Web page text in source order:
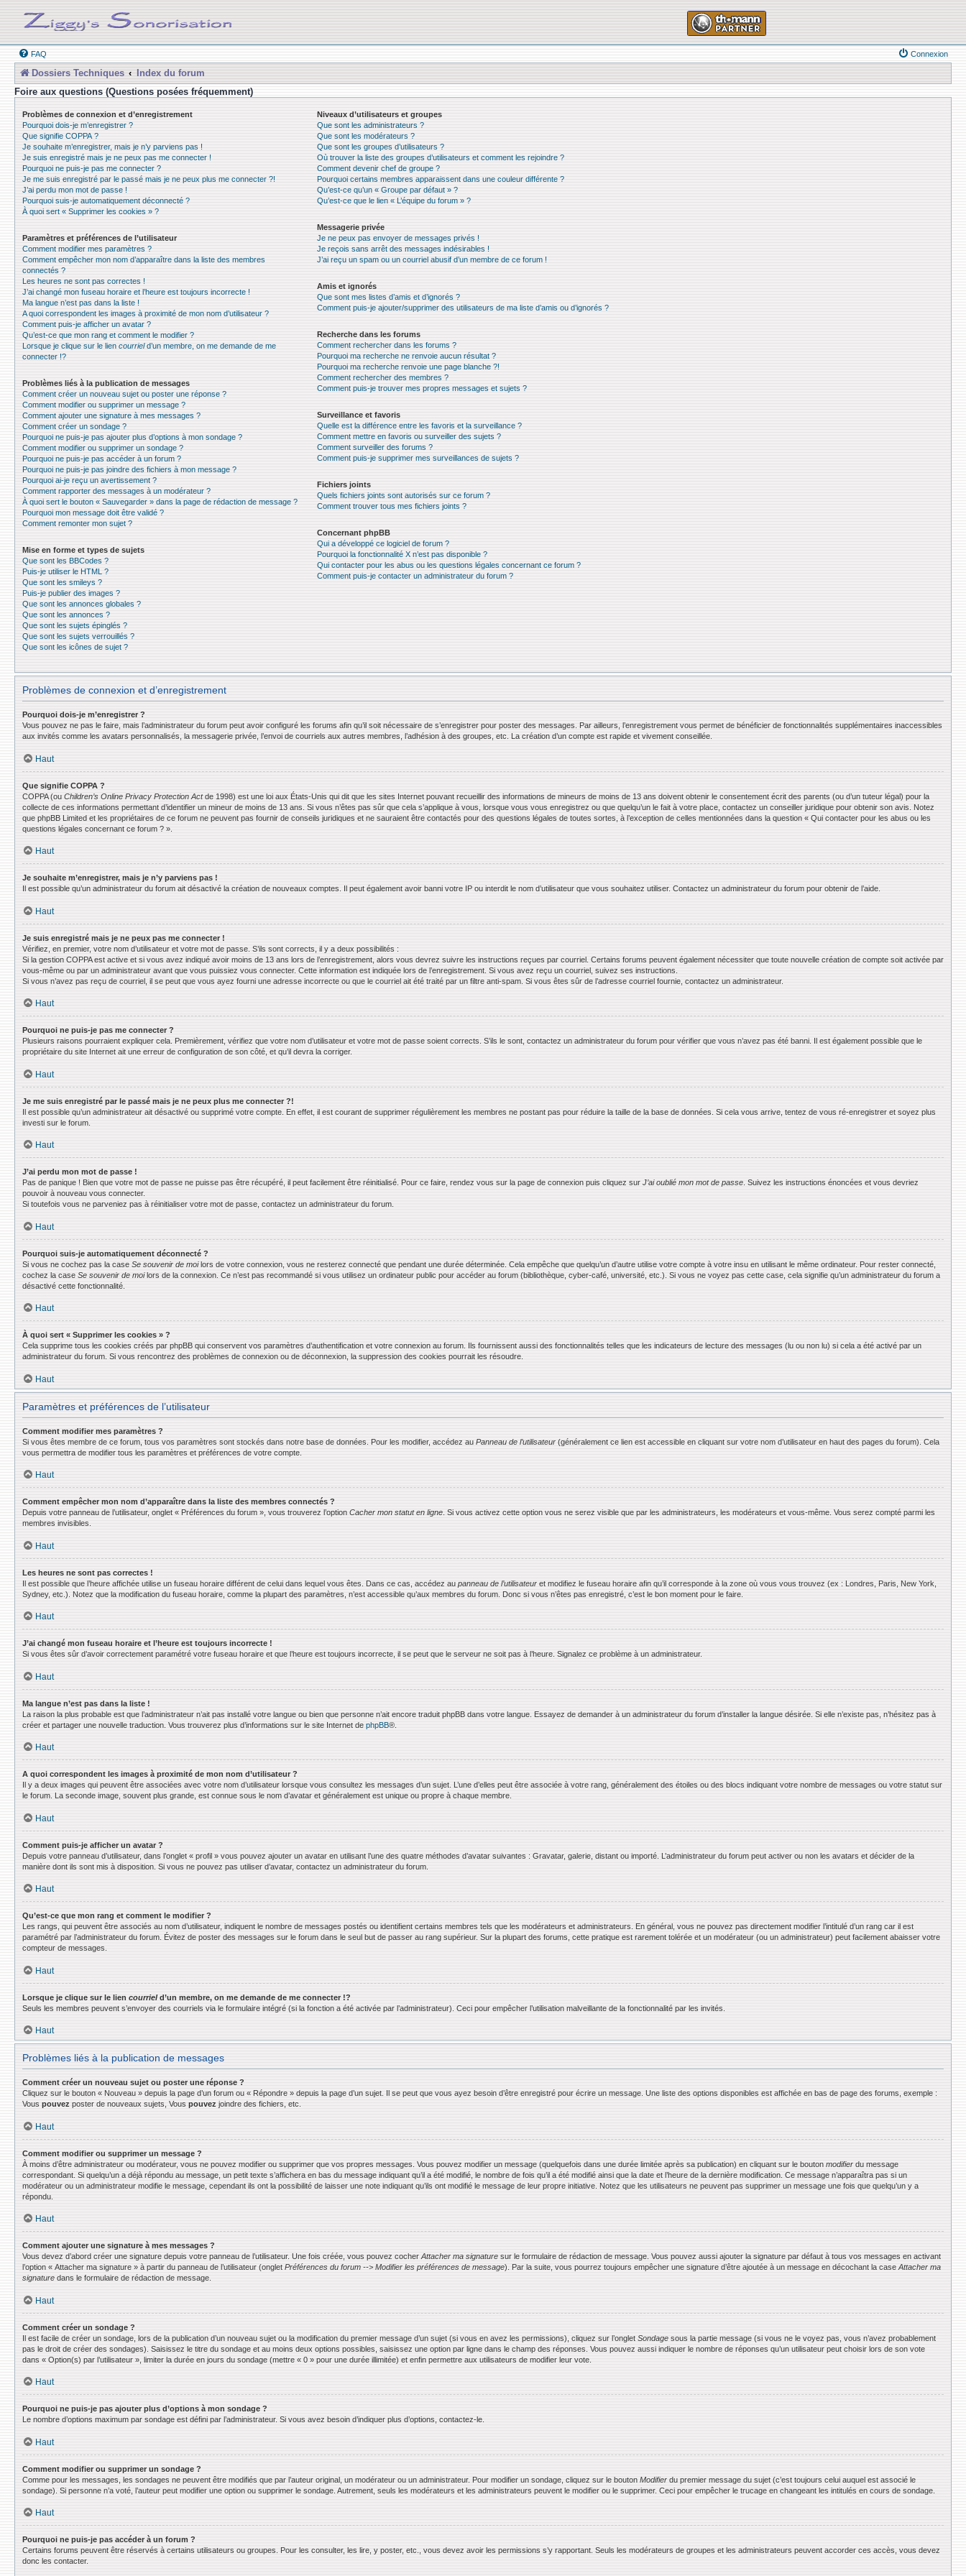
FAQ Connexion
Dossiers Techniques
Index du forum
Foire aux questions (Questions posées fréquemment)
Problèmes de connexion et d’enregistrement
Pourquoi dois-je m’enregistrer ?
Que signifie COPPA ?
Je souhaite m’enregistrer, mais je n’y parviens pas !
Je suis enregistré mais je ne peux pas me connecter !
Pourquoi ne puis-je pas me connecter ?
Je me suis enregistré par le passé mais je ne peux plus me connecter ?!
J’ai perdu mon mot de passe !
Pourquoi suis-je automatiquement déconnecté ?
À quoi sert « Supprimer les cookies » ?
Paramètres et préférences de l’utilisateur
Comment modifier mes paramètres ?
Comment empêcher mon nom d’apparaître dans la liste des membres
connectés ?
Les heures ne sont pas correctes !
J’ai changé mon fuseau horaire et l’heure est toujours incorrecte !
Ma langue n’est pas dans la liste !
A quoi correspondent les images à proximité de mon nom d’utilisateur ?
Comment puis-je afficher un avatar ?
Qu’est-ce que mon rang et comment le modifier ?
Lorsque je clique sur le lien courrield’un membre, on me demande de me
connecter !?
Problèmes liés à la publication de messages
Comment créer un nouveau sujet ou poster une réponse ?
Comment modifier ou supprimer un message ?
Comment ajouter une signature à mes messages ?
Comment créer un sondage ?
Pourquoi ne puis-je pas ajouter plus d’options à mon sondage ?
Comment modifier ou supprimer un sondage ?
Pourquoi ne puis-je pas accéder à un forum ?
Pourquoi ne puis-je pas joindre des fichiers à mon message ?
Pourquoi ai-je reçu un avertissement ?
Comment rapporter des messages à un modérateur ?
À quoi sert le bouton « Sauvegarder » dans la page de rédaction de message ?
Pourquoi mon message doit être validé ?
Comment remonter mon sujet ?
Mise en forme et types de sujets
Que sont les BBCodes ?
Puis-je utiliser le HTML ?
Que sont les smileys ?
Puis-je publier des images ?
Que sont les annonces globales ?
Que sont les annonces ?
Que sont les sujets épinglés ?
Que sont les sujets verrouillés ?
Que sont les icônes de sujet ?
Niveaux d’utilisateurs et groupes
Que sont les administrateurs ?
Que sont les modérateurs ?
Que sont les groupes d’utilisateurs ?
Où trouver la liste des groupes d’utilisateurs et comment les rejoindre ?
Comment devenir chef de groupe ?
Pourquoi certains membres apparaissent dans une couleur différente ?
Qu’est-ce qu’un « Groupe par défaut » ?
Qu’est-ce que le lien « L’équipe du forum » ?
Messagerie privée
Je ne peux pas envoyer de messages privés !
Je reçois sans arrêt des messages indésirables !
J’ai reçu un spam ou un courriel abusif d’un membre de ce forum !
Amis et ignorés
Que sont mes listes d’amis et d’ignorés ?
Comment puis-je ajouter/supprimer des utilisateurs de ma liste d’amis ou d’ignorés ?
Recherche dans les forums
Comment rechercher dans les forums ?
Pourquoi ma recherche ne renvoie aucun résultat ?
Pourquoi ma recherche renvoie une page blanche ?!
Comment rechercher des membres ?
Comment puis-je trouver mes propres messages et sujets ?
Surveillance et favoris
Quelle est la différence entre les favoris et la surveillance ?
Comment mettre en favoris ou surveiller des sujets ?
Comment surveiller des forums ?
Comment puis-je supprimer mes surveillances de sujets ?
Fichiers joints
Quels fichiers joints sont autorisés sur ce forum ?
Comment trouver tous mes fichiers joints ?
Concernant phpBB
Qui a développé ce logiciel de forum ?
Pourquoi la fonctionnalité X n’est pas disponible ?
Qui contacter pour les abus ou les questions légales concernant ce forum ?
Comment puis-je contacter un administrateur du forum ?
Problèmes de connexion et d’enregistrement
Pourquoi dois-je m’enregistrer ?
Vous pouvez ne pas le faire, mais l’administrateur du forum peut avoir configuré les forums afin qu’il soit nécessaire de s’enregistrer pour poster des messages. Par ailleurs, l’enregistrement vous permet de bénéficier de fonctionnalités supplémentaires inaccessibles
aux invités comme les avatars personnalisés, la messagerie privée, l’envoi de courriels aux autres membres, l’adhésion à des groupes, etc. La création d’un compte est rapide et vivement conseillée.
Haut
Que signifie COPPA ?
COPPA (ou Children’s Online Privacy Protection Actde 1998) est une loi aux États-Unis qui dit que les sites Internet pouvant recueillir des informations de mineurs de moins de 13 ans doivent obtenir le consentement écrit des parents (ou d’un tuteur légal) pour la
collecte de ces informations permettant d’identifier un mineur de moins de 13 ans. Si vous n’êtes pas sûr que cela s’applique à vous, lorsque vous vous enregistrez ou que quelqu’un le fait à votre place, contactez un conseiller juridique pour obtenir son avis. Notez
que phpBB Limited et les propriétaires de ce forum ne peuvent pas fournir de conseils juridiques et ne sauraient être contactés pour des questions légales de toutes sortes, à l’exception de celles mentionnées dans la question « Qui contacter pour les abus ou les
questions légales concernant ce forum ? ».
Haut
Je souhaite m’enregistrer, mais je n’y parviens pas !
Il est possible qu’un administrateur du forum ait désactivé la création de nouveaux comptes. Il peut également avoir banni votre IP ou interdit le nom d’utilisateur que vous souhaitez utiliser. Contactez un administrateur du forum pour obtenir de l’aide.
Haut
Je suis enregistré mais je ne peux pas me connecter !
Vérifiez, en premier, votre nom d’utilisateur et votre mot de passe. S’ils sont corrects, il y a deux possibilités :
Si la gestion COPPA est active et si vous avez indiqué avoir moins de 13 ans lors de l’enregistrement, alors vous devrez suivre les instructions reçues par courriel. Certains forums peuvent également nécessiter que toute nouvelle création de compte soit activée par
vous-même ou par un administrateur avant que vous puissiez vous connecter. Cette information est indiquée lors de l’enregistrement. Si vous avez reçu un courriel, suivez ses instructions.
Si vous n’avez pas reçu de courriel, il se peut que vous ayez fourni une adresse incorrecte ou que le courriel ait été traité par un filtre anti-spam. Si vous êtes sûr de l’adresse courriel fournie, contactez un administrateur.
Haut
Pourquoi ne puis-je pas me connecter ?
Plusieurs raisons pourraient expliquer cela. Premièrement, vérifiez que votre nom d’utilisateur et votre mot de passe soient corrects. S’ils le sont, contactez un administrateur du forum pour vérifier que vous n’avez pas été banni. Il est également possible que le
propriétaire du site Internet ait une erreur de configuration de son côté, et qu’il devra la corriger.
Haut
Je me suis enregistré par le passé mais je ne peux plus me connecter ?!
Il est possible qu’un administrateur ait désactivé ou supprimé votre compte. En effet, il est courant de supprimer régulièrement les membres ne postant pas pour réduire la taille de la base de données. Si cela vous arrive, tentez de vous ré-enregistrer et soyez plus
investi sur le forum.
Haut
J’ai perdu mon mot de passe !
Pas de panique ! Bien que votre mot de passe ne puisse pas être récupéré, il peut facilement être réinitialisé. Pour ce faire, rendez vous sur la page de connexion puis cliquez sur J’ai oublié mon mot de passe . Suivez les instructions énoncées et vous devriez
pouvoir à nouveau vous connecter.
Si toutefois vous ne parveniez pas à réinitialiser votre mot de passe, contactez un administrateur du forum.
Haut
Pourquoi suis-je automatiquement déconnecté ?
Si vous ne cochez pas la case Se souvenir de moilors de votre connexion, vous ne resterez connecté que pendant une durée déterminée. Cela empêche que quelqu’un d’autre utilise votre compte à votre insu en utilisant le même ordinateur. Pour rester connecté,
cochez la case Se souvenir de moilors de la connexion. Ce n’est pas recommandé si vous utilisez un ordinateur public pour accéder au forum (bibliothèque, cyber-café, université, etc.). Si vous ne voyez pas cette case, cela signifie qu’un administrateur du forum a
désactivé cette fonctionnalité.
Haut
À quoi sert « Supprimer les cookies » ?
Cela supprime tous les cookies créés par phpBB qui conservent vos paramètres d’authentification et votre connexion au forum. Ils fournissent aussi des fonctionnalités telles que les indicateurs de lecture des messages (lu ou non lu) si cela a été activé par un
administrateur du forum. Si vous rencontrez des problèmes de connexion ou de déconnexion, la suppression des cookies pourrait les résoudre.
Haut
Paramètres et préférences de l’utilisateur
Comment modifier mes paramètres ?
Si vous êtes membre de ce forum, tous vos paramètres sont stockés dans notre base de données. Pour les modifier, accédez au Panneau de l’utilisateur (généralement ce lien est accessible en cliquant sur votre nom d’utilisateur en haut des pages du forum). Cela
vous permettra de modifier tous les paramètres et préférences de votre compte.
Haut
Comment empêcher mon nom d’apparaître dans la liste des membres connectés ?
Depuis votre panneau de l’utilisateur, onglet « Préférences du forum », vous trouverez l’option Cacher mon statut en ligne . Si vous activez cette option vous ne serez visible que par les administrateurs, les modérateurs et vous-même. Vous serez compté parmi les
membres invisibles.
Haut
Les heures ne sont pas correctes !
Il est possible que l’heure affichée utilise un fuseau horaire différent de celui dans lequel vous êtes. Dans ce cas, accédez au panneau de l’utilisateur et modifiez le fuseau horaire afin qu’il corresponde à la zone où vous vous trouvez (ex : Londres, Paris, New York,
Sydney, etc.). Notez que la modification du fuseau horaire, comme la plupart des paramètres, n’est accessible qu’aux membres du forum. Donc si vous n’êtes pas enregistré, c’est le bon moment pour le faire.
Haut
J’ai changé mon fuseau horaire et l’heure est toujours incorrecte !
Si vous êtes sûr d’avoir correctement paramétré votre fuseau horaire et que l’heure est toujours incorrecte, il se peut que le serveur ne soit pas à l’heure. Signalez ce problème à un administrateur.
Haut
Ma langue n’est pas dans la liste !
La raison la plus probable est que l’administrateur n’ait pas installé votre langue ou bien que personne n’ait encore traduit phpBB dans votre langue. Essayez de demander à un administrateur du forum d’installer la langue désirée. Si elle n’existe pas, n’hésitez pas à
créer et partager une nouvelle traduction. Vous trouverez plus d’informations sur le site Internet de phpBB®.
Haut
A quoi correspondent les images à proximité de mon nom d’utilisateur ?
Il y a deux images qui peuvent être associées avec votre nom d’utilisateur lorsque vous consultez les messages d’un sujet. L’une d’elles peut être associée à votre rang, généralement des étoiles ou des blocs indiquant votre nombre de messages ou votre statut sur
le forum. La seconde image, souvent plus grande, est connue sous le nom d’avatar et généralement est unique ou propre à chaque membre.
Haut
Comment puis-je afficher un avatar ?
Depuis votre panneau d’utilisateur, dans l’onglet « profil » vous pouvez ajouter un avatar en utilisant l’une des quatre méthodes d’avatar suivantes : Gravatar, galerie, distant ou importé. L’administrateur du forum peut activer ou non les avatars et décider de la
manière dont ils sont mis à disposition. Si vous ne pouvez pas utiliser d’avatar, contactez un administrateur du forum.
Haut
Qu’est-ce que mon rang et comment le modifier ?
Les rangs, qui peuvent être associés au nom d’utilisateur, indiquent le nombre de messages postés ou identifient certains membres tels que les modérateurs et administrateurs. En général, vous ne pouvez pas directement modifier l’intitulé d’un rang car il est
paramétré par l’administrateur du forum. Évitez de poster des messages sur le forum dans le seul but de passer au rang supérieur. Sur la plupart des forums, cette pratique est rarement tolérée et un modérateur (ou un administrateur) peut facilement abaisser votre
compteur de messages.
Haut
Lorsque je clique sur le lien courrield’un membre, on me demande de me connecter !?
Seuls les membres peuvent s’envoyer des courriels via le formulaire intégré (si la fonction a été activée par l’administrateur). Ceci pour empêcher l’utilisation malveillante de la fonctionnalité par les invités.
Haut
Problèmes liés à la publication de messages
Comment créer un nouveau sujet ou poster une réponse ?
Cliquez sur le bouton « Nouveau » depuis la page d’un forum ou « Répondre » depuis la page d’un sujet. Il se peut que vous ayez besoin d’être enregistré pour écrire un message. Une liste des options disponibles est affichée en bas de page des forums, exemple :
Vous pouvez poster de nouveaux sujets, Vous pouvez joindre des fichiers, etc.
Haut
Comment modifier ou supprimer un message ?
À moins d’être administrateur ou modérateur, vous ne pouvez modifier ou supprimer que vos propres messages. Vous pouvez modifier un message (quelquefois dans une durée limitée après sa publication) en cliquant sur le bouton modifier du message
correspondant. Si quelqu’un a déjà répondu au message, un petit texte s’affichera en bas du message indiquant qu’il a été modifié, le nombre de fois qu’il a été modifié ainsi que la date et l’heure de la dernière modification. Ce message n’apparaîtra pas si un
modérateur ou un administrateur modifie le message, cependant ils ont la possibilité de laisser une note indiquant qu’ils ont modifié le message de leur propre initiative. Notez que les utilisateurs ne peuvent pas supprimer un message une fois que quelqu’un y a
répondu.
Haut
Comment ajouter une signature à mes messages ?
Vous devez d’abord créer une signature depuis votre panneau de l’utilisateur. Une fois créée, vous pouvez cocher Attacher ma signature sur le formulaire de rédaction de message. Vous pouvez aussi ajouter la signature par défaut à tous vos messages en activant
l’option « Attacher ma signature » à partir du panneau de l’utilisateur (onglet Préférences du forum --> Modifier les préférences de message). Par la suite, vous pourrez toujours empêcher une signature d’être ajoutée à un message en décochant la case Attacher ma
signature dans le formulaire de rédaction de message.
Haut
Comment créer un sondage ?
Il est facile de créer un sondage, lors de la publication d’un nouveau sujet ou la modification du premier message d’un sujet (si vous en avez les permissions), cliquez sur l’onglet Sondage sous la partie message (si vous ne le voyez pas, vous n’avez probablement
pas le droit de créer des sondages). Saisissez le titre du sondage et au moins deux options possibles, saisissez une option par ligne dans le champ des réponses. Vous pouvez aussi indiquer le nombre de réponses qu’un utilisateur peut choisir lors de son vote
dans « Option(s) par l’utilisateur », limiter la durée en jours du sondage (mettre « 0 » pour une durée illimitée) et enfin permettre aux utilisateurs de modifier leur vote.
Haut
Pourquoi ne puis-je pas ajouter plus d’options à mon sondage ?
Le nombre d’options maximum par sondage est défini par l’administrateur. Si vous avez besoin d’indiquer plus d’options, contactez-le.
Haut
Comment modifier ou supprimer un sondage ?
Comme pour les messages, les sondages ne peuvent être modifiés que par l’auteur original, un modérateur ou un administrateur. Pour modifier un sondage, cliquez sur le bouton Modifier du premier message du sujet (c’est toujours celui auquel est associé le
sondage). Si personne n’a voté, l’auteur peut modifier une option ou supprimer le sondage. Autrement, seuls les modérateurs et les administrateurs peuvent le modifier ou le supprimer. Ceci pour empêcher le trucage en changeant les intitulés en cours de sondage.
Haut
Pourquoi ne puis-je pas accéder à un forum ?
Certains forums peuvent être réservés à certains utilisateurs ou groupes. Pour les consulter, les lire, y poster, etc., vous devez avoir les permissions s’y rapportant. Seuls les modérateurs de groupes et les administrateurs peuvent accorder ces accès, vous devez
donc les contacter.